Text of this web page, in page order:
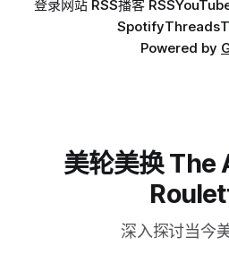
登录网站 RSS播客 RSS
SpotifyThreads
Powered by
美轮美换 The
深入探讨当今